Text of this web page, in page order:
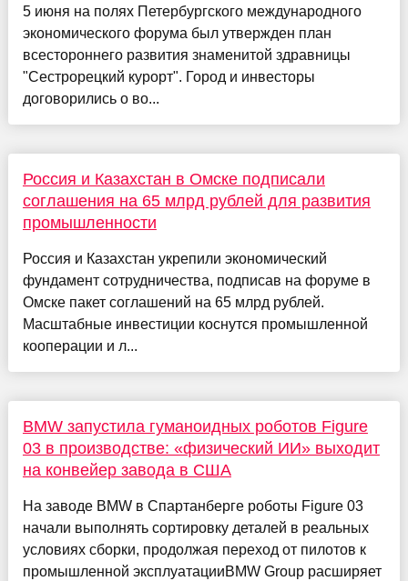
5 июня на полях Петербургского международного
экономического форума был утвержден план
всестороннего развития знаменитой здравницы
"Сестрорецкий курорт". Город и инвесторы
договорились о во...
Россия и Казахстан в Омске подписали
соглашения на 65 млрд рублей для развития
промышленности
Россия и Казахстан укрепили экономический
фундамент сотрудничества, подписав на форуме в
Омске пакет соглашений на 65 млрд рублей.
Масштабные инвестиции коснутся промышленной
кооперации и л...
BMW запустила гуманоидных роботов Figure
03 в производстве: «физический ИИ» выходит
на конвейер завода в США
На заводе BMW в Спартанберге роботы Figure 03
начали выполнять сортировку деталей в реальных
условиях сборки, продолжая переход от пилотов к
промышленной эксплуатацииBMW Group расширяет